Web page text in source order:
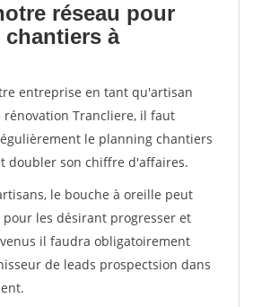
réseau pour
à
entreprise en tant qu'artisan
rénovation Trancliere, il faut
le planning chantiers
doubler son chiffre d'affaires.
le bouche à oreille peut
les désirant progresser et
il faudra obligatoirement
de leads prospectsion dans